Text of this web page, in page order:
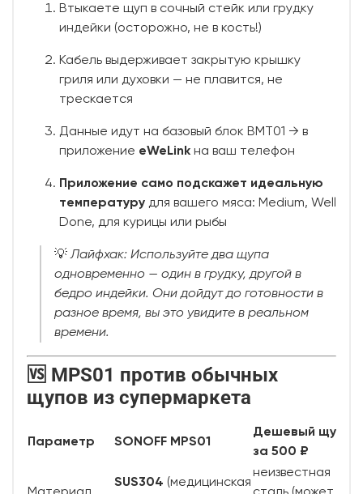
Втыкаете щуп в сочный стейк или грудку
индейки (осторожно, не в кость!)
Кабель выдерживает закрытую крышку
гриля или духовки — не плавится, не
трескается
Данные идут на базовый блок BMT01 → в
приложение eWeLink на ваш телефон
Приложение само подскажет идеальную
температуру для вашего мяса: Medium, Well
Done, для курицы или рыбы
💡 Лайфхак: Используйте два щупа
одновременно — один в грудку, другой в
бедро индейки. Они дойдут до готовности в
разное время, вы это увидите в реальном
времени.
🆚 MPS01 против обычных
щупов из супермаркета
Параметр SONOFF MPS01
Дешевый щуп
за 500 ₽
SUS304 (медицинская
неизвестная